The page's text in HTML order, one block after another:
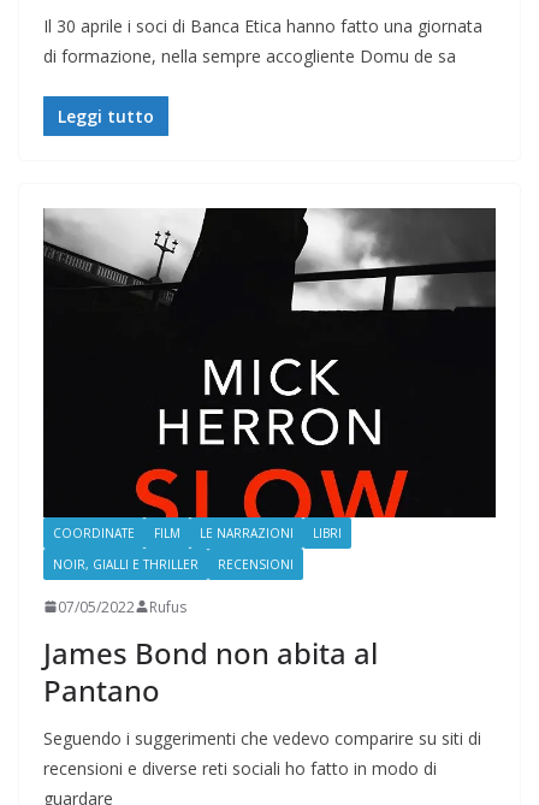
Il 30 aprile i soci di Banca Etica hanno fatto una giornata
di formazione, nella sempre accogliente Domu de sa
Leggi tutto
COORDINATE FILM LE NARRAZIONI
LIBRI
NOIR, GIALLI E THRILLER
RECENSIONI
07/05/2022 Rufus
James Bond non abita al
Pantano
Seguendo i suggerimenti che vedevo comparire su siti di
recensioni e diverse reti sociali ho fatto in modo di
guardare